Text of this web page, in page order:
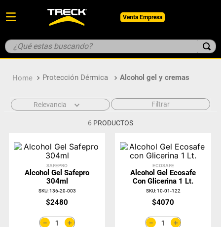
Venta Empresa
¿Qué estas buscando?
Protección Dérmica Alcohol gel y cremas
Relevancia Filtrar
6 PRODUCTOS
SAFEPRO
Alcohol Gel Safepro
304ml
SKU:136-20-003
$2480
＋
－
ECOSAFE
Alcohol Gel Ecosafe
Con Glicerina 1 Lt.
SKU:10-01-122
$4070
＋
－
1. botin
5. casco